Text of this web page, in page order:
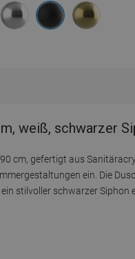
weiß, schwarzer
cm, gefertigt aus
ein. Die
stilvoller schwarzer